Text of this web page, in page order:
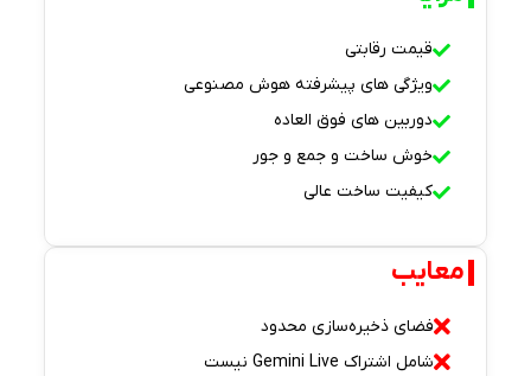
قیمت رقابتی
ویژگی های پیشرفته هوش مصنوعی
دوربین های فوق العاده
خوش ساخت و جمع و جور
کیفیت ساخت عالی
معایب
فضای ذخیره‌سازی محدود
شامل اشتراک Gemini Live نیست